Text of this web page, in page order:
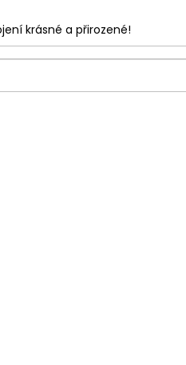
krásné a přirozené!